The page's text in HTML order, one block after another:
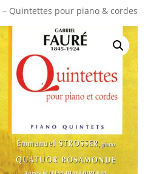
Quintettes pour piano & cordes